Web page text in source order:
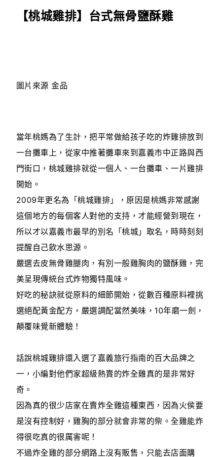
【桃城雞排】台式無骨鹽酥雞
圖片來源 金品
當年桃媽為了生計，把平常做給孩子吃的炸雞排放到
一台攤車上，從家中推著攤車來到嘉義市中正路與西
門街口，桃城雞排就從一個人、一台攤車、一片雞排
開始。
2009年更名為「桃城雞排」，原因是桃媽非常感謝
這個地方的每個客人對他的支持，才能經營到現在，
所以才以嘉義市最早的別名「桃城」取名，時時刻刻
提醒自己飲水思源。
嚴選去皮無骨雞腿肉，有別一般雞胸肉的鹽酥雞，完
美呈現傳統台式炸物獨特風味。
好吃的秘訣就從原料的細節開始，從數百種原料裡挑
選絕配黃金配方，嚴選調配當然美味，10年磨一劍，
顛覆味覺新體驗！
話說桃城雞排還入選了嘉義旅行指南的百大品牌之
一，小編對他們家超級熱賣的炸全雞真的是非常好
奇。
因為真的很少店家在賣炸全雞這種東西，因為火侯要
是沒有控制好，雞胸的部分就會非常的柴。全雞能炸
得很吃真的很厲害呢！
不過炸全雞的部分網路上沒有販售，只能去店面購